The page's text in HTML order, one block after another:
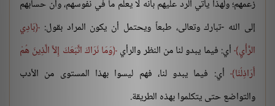
زعمهم؛ ولهذا يأتي الرد عليهم بأنه لا يعلم ما في نفوسهم، وأن حسابهم
إلى الله -تبارك وتعالى، طبعاً ويحتمل أن يكون المراد بقول: بَادِي
الرَّأْيِ أي: فيما يبدو لنا من النظر والرأي وَمَا نَرَاكَ اتَّبَعَكَ إِلاَّ الَّذِينَ هُمْ
أَرَاذِلُنَا
أي: فيما يبدو لنا، فهم ليسوا بهذا المستوى من الأدب
والتواضع حتى يتكلموا بهذه الطريقة.